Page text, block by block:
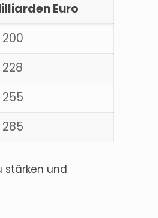
Euro
200
228
255
285
stärken und